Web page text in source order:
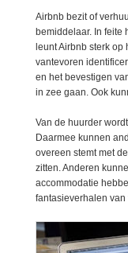
Airbnb bezit of
bemiddelaar. In feite
leunt Airbnb sterk
vantevoren
en het bevestigen
in zee gaan. Ook
Van de huurder
Daarmee kunnen
overeen stemt met
zitten. Anderen
accommodatie
fantasieverhalen